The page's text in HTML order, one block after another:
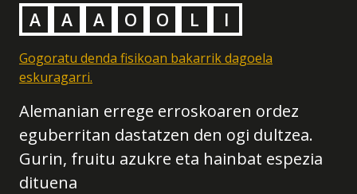
A A A O O L I
Gogoratu denda fisikoan bakarrik dagoela
eskuragarri.
Alemanian errege erroskoaren ordez
eguberritan dastatzen den ogi dultzea.
Gurin, fruitu azukre eta hainbat espezia
dituena